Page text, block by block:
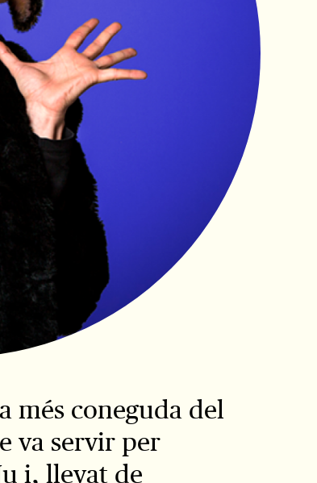
més coneguda del
va servir per
i, llevat de